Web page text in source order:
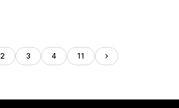
2 3 4 11